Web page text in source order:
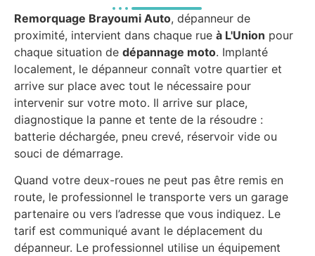
Remorquage Brayoumi Auto, dépanneur de
proximité, intervient dans chaque rue à L'Union pour
chaque situation de dépannage moto. Implanté
localement, le dépanneur connaît votre quartier et
arrive sur place avec tout le nécessaire pour
intervenir sur votre moto. Il arrive sur place,
diagnostique la panne et tente de la résoudre :
batterie déchargée, pneu crevé, réservoir vide ou
souci de démarrage.
Quand votre deux-roues ne peut pas être remis en
route, le professionnel le transporte vers un garage
partenaire ou vers l’adresse que vous indiquez. Le
tarif est communiqué avant le déplacement du
dépanneur. Le professionnel utilise un équipement